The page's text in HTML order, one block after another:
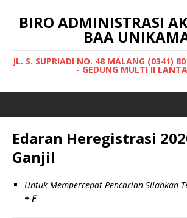
BIRO ADMINISTRASI
BAA
JL. S. SUPRIADI NO. 48 MALANG (0341)
- GEDUNG MULTI II
Edaran Heregistrasi
Ganjil
Untuk Mempercepat Pencarian Silahkan
+ F